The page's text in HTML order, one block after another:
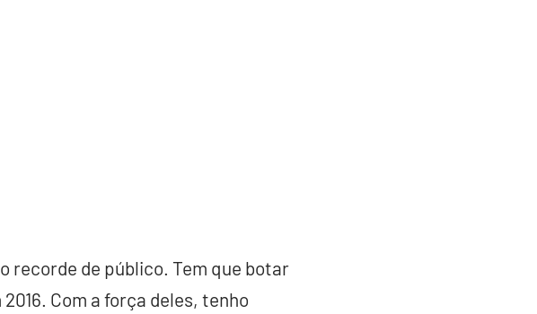
recorde de público. Tem que botar
Com a força deles, tenho